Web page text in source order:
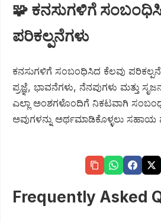
🧩 ಕನಸುಗಳಿಗೆ
ಪರಿಕಲ್ಪನೆಗಳು
ಕನಸುಗಳಿಗೆ ಸಂಬಂಧಿಸಿದ ಕೆಲವು
ಪ್ರಜ್ಞೆ, ಭಾವನೆಗಳು, ನೆನಪುಗಳು ಮತ್ತು
ಎಲ್ಲಾ ಅಂಶಗಳೊಂದಿಗೆ ನಿಕಟವಾಗಿ
ಅವುಗಳನ್ನು ಅರ್ಥಮಾಡಿಕೊಳ್ಳಲು ಸಹಾಯ
Frequently Asked